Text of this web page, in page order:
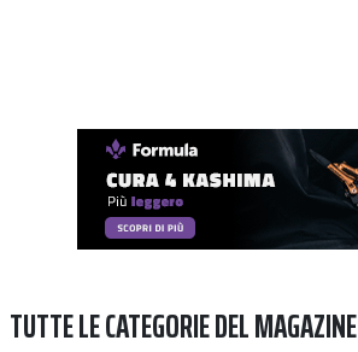
TUTTE LE CATEGORIE DEL MAGAZINE